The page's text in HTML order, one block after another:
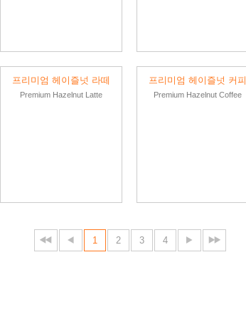
프리미엄 헤이즐넛 라떼
Premium Hazelnut Latte
프리미엄 헤이즐넛 커피
Premium Hazelnut Coffee
1 2 3 4